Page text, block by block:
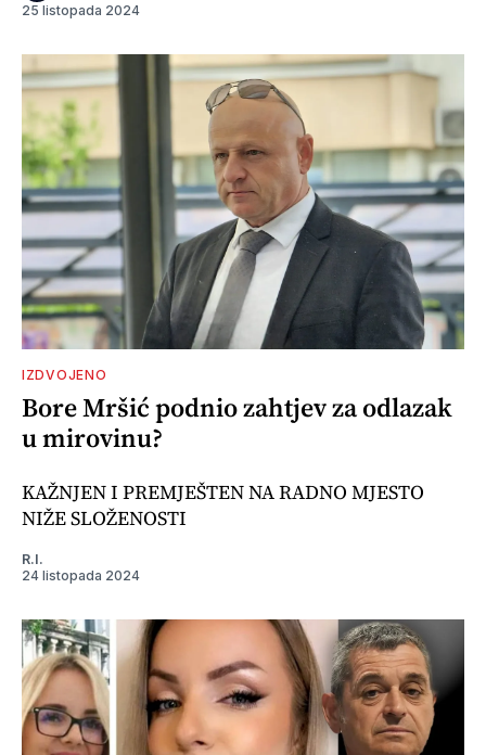
25 listopada 2024
IZDVOJENO
Bore Mršić podnio zahtjev za odlazak
u mirovinu?
KAŽNJEN I PREMJEŠTEN NA RADNO MJESTO
NIŽE SLOŽENOSTI
R.I.
24 listopada 2024